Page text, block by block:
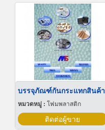
บรรจุภัณฑ์กันกระแทกสินค้า
หมวดหมู่ : โฟมพลาสติก
ติดต่อผู้ขาย